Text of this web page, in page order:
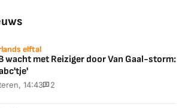
elftal
wacht met Reiziger door Van Gaal-storm:
14:43 2